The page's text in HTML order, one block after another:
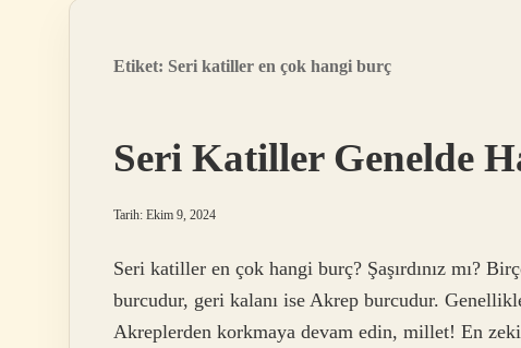
Etiket: Seri katiller en çok hangi burç
Seri Katiller Genelde
Tarih: Ekim 9, 2024
Seri katiller en çok hangi burç? Şaşırdınız mı?
burcudur, geri kalanı ise Akrep burcudur.
Akreplerden korkmaya devam edin, millet! En